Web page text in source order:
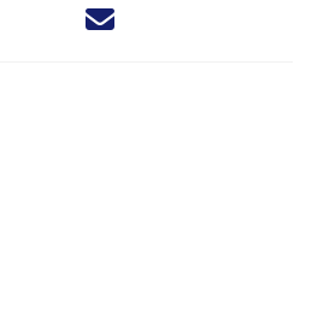
Deel dit nieuwsbericht via X -
Deel dit nieuwsbericht via
Deel dit nieuwsbericht
Deel dit